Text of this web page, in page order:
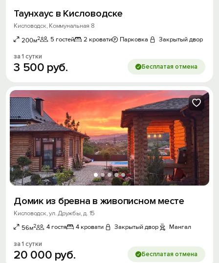
Таунхаус в Кисловодске
Кисловодск, Коммунальная 8
200м2 5 гостей 2 кровати Парковка Закрытый двор
за 1 сутки
3 500 руб. Бесплатая отмена
Домик из бревна в живописном месте
Кисловодск, ул. Дружбы, д. 15
56м2 4 гостя 4 кровати Закрытый двор Мангал
за 1 сутки
20 000 руб. Бесплатая отмена